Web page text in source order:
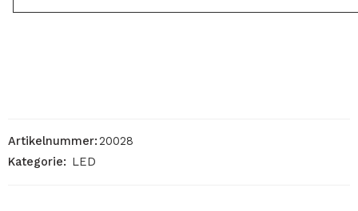
Artikelnummer:20028
Kategorie: LED